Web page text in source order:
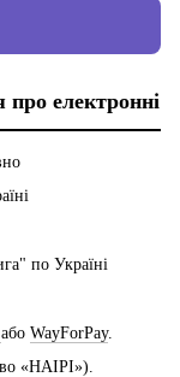
про електронні
по Україні
або WayForPay.
«НАІРІ»).